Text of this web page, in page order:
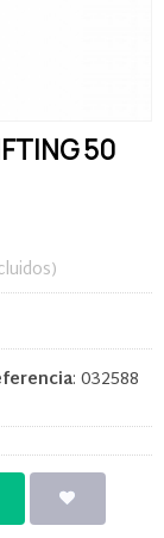
50
: 032588